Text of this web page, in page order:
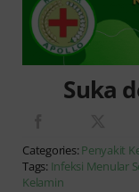
Suka
Categories: Penyakit
Tags: Infeksi Menular
Kelamin